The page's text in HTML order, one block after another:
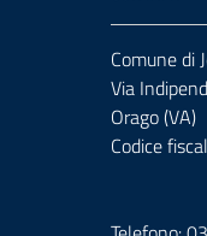
Comune di
Via
Orago (VA)
Codice